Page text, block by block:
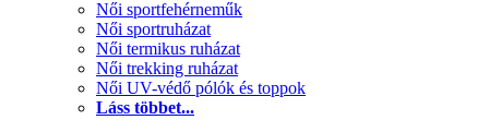
Női sportfehérneműk
Női sportruházat
Női termikus ruházat
Női trekking ruházat
Női UV-védő pólók és toppok
Láss többet...